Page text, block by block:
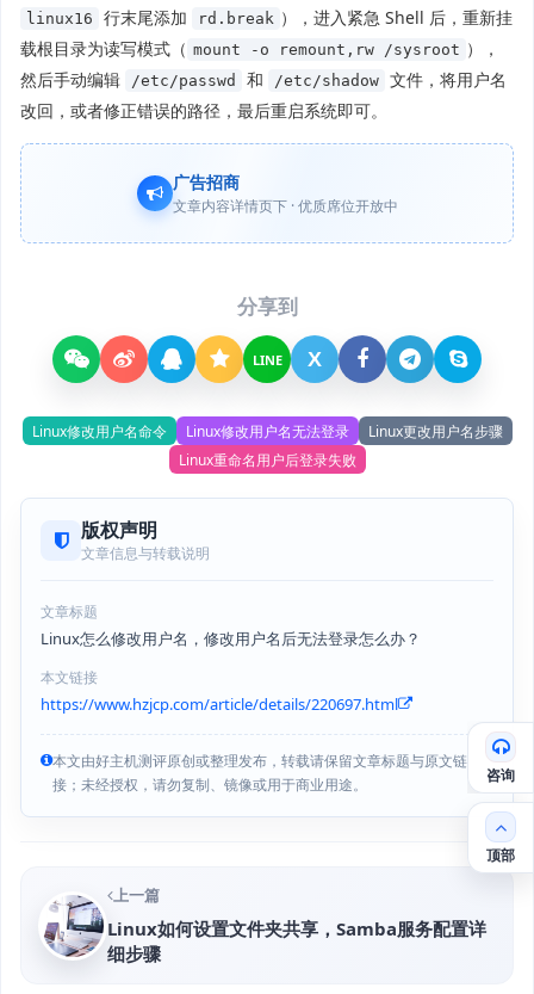
linux16 行末尾添加 rd.break ），进入紧急 Shell 后，重新挂
载根目录为读写模式（ mount -o remount,rw /sysroot ），
然后手动编辑
/etc/passwd 和 /etc/shadow 文件，将用户名
改回，或者修正错误的路径，最后重启系统即可。
广告招商
文章内容详情页下 · 优质席位开放中
分享到
LINE X
Linux修改用户名命令 Linux修改用户名无法登录
Linux更改用户名步骤
Linux重命名用户后登录失败
版权声明
文章信息与转载说明
文章标题
Linux怎么修改用户名，修改用户名后无法登录怎么办？
本文链接
https://www.hzjcp.com/article/details/220697.html
本文由好主机测评原创或整理发布，转载请保留文章标题与原文链
接；未经授权，请勿复制、镜像或用于商业用途。
上一篇
Linux如何设置文件夹共享，Samba服务配置详
细步骤
咨询
顶部